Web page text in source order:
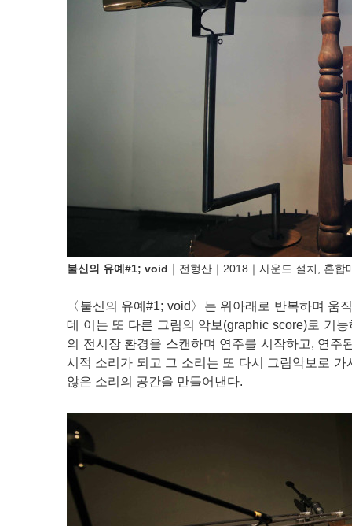
불신의 유예#1; void｜ 전형산｜2018｜ 사운드 설치, 혼합
〈불신의 유예#1; void〉는 위아래로 반복하며 움
데 이는 또 다른 그림의 악보(graphic score)로 기
의 전시장 환경을 스캔하며 연주를 시작하고, 연주
시적 소리가 되고 그 소리는 또 다시 그림악보로
않은 소리의 공간을 만들어낸다.